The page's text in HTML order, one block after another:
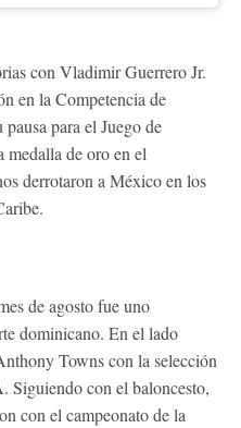
con Vladimir Guerrero Jr.
en la Competencia de
para el Juego de
medalla de oro en el
derrotaron a México en los
de agosto fue uno
dominicano. En el lado
Towns con la selección
Siguiendo con el baloncesto,
con el campeonato de la